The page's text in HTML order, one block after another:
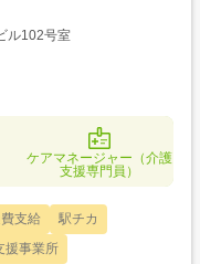
ル102号室
ケアマネージャー（介護
支援専門員）
支給
駅チカ
援事業所